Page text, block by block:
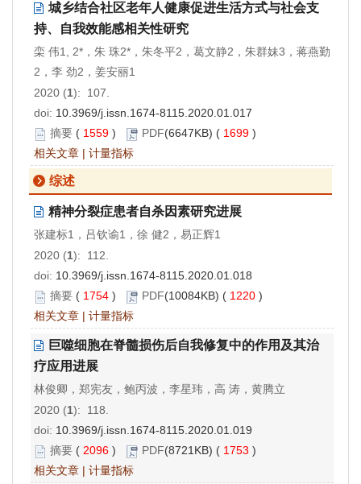
城乡结合社区老年人健康促进生活方式与社会支
持、自我效能感相关性研究
栾 伟1, 2*，朱 珠2*，朱冬平2，葛文静2，朱群妹3，蒋燕勤
2，李 劲2，姜安丽1
2020 (1): 107.
doi: 10.3969/j.issn.1674-8115.2020.01.017
摘要 ( 1559 ) PDF(6647KB) ( 1699 )
相关文章 | 计量指标
综述
精神分裂症患者自杀因素研究进展
张建标1，吕钦谕1，徐 健2，易正辉1
2020 (1): 112.
doi: 10.3969/j.issn.1674-8115.2020.01.018
摘要 ( 1754 ) PDF(10084KB) ( 1220 )
相关文章 | 计量指标
巨噬细胞在脊髓损伤后自我修复中的作用及其治
疗应用进展
林俊卿，郑宪友，鲍丙波，李星玮，高 涛，黄腾立
2020 (1): 118.
doi: 10.3969/j.issn.1674-8115.2020.01.019
摘要 ( 2096 ) PDF(8721KB) ( 1753 )
相关文章 | 计量指标